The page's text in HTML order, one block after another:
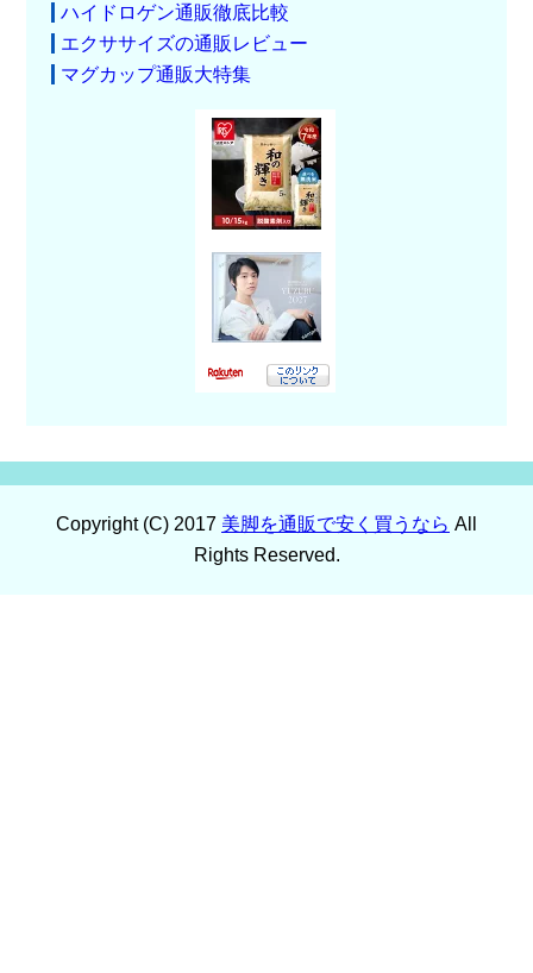
ハイドロゲン通販徹底比較
エクササイズの通販レビュー
マグカップ通販大特集
Copyright (C) 2017 美脚を通販で安く買うなら All
Rights Reserved.